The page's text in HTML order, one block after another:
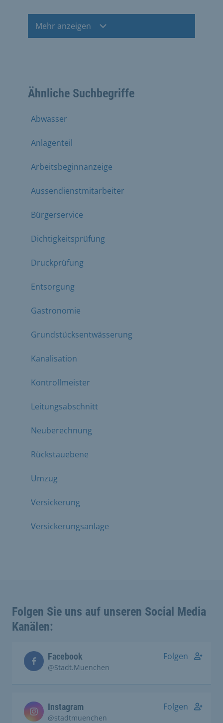
Mehr anzeigen
Ähnliche Suchbegriffe
Abwasser
Anlagenteil
Arbeitsbeginnanzeige
Aussendienstmitarbeiter
Bürgerservice
Dichtigkeitsprüfung
Druckprüfung
Entsorgung
Gastronomie
Grundstücksentwässerung
Kanalisation
Kontrollmeister
Leitungsabschnitt
Neuberechnung
Rückstauebene
Umzug
Versickerung
Versickerungsanlage
Folgen Sie uns auf unseren Social Media
Kanälen:
Facebook
@Stadt.Muenchen
Folgen
Instagram
@stadtmuenchen
Folgen